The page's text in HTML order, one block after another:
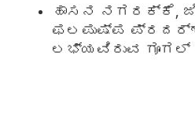
ಹಾಸನ ನಗರಕ್ಕೆ,
ಫಲಪುಷ್ಪ
ಲಭ್ಯವಿರುವ ಗೂಗಲ್